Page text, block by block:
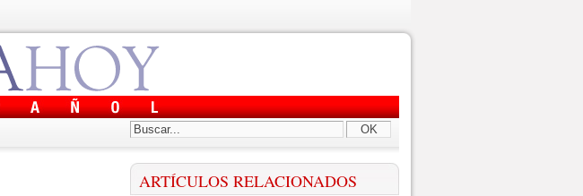
OK
ARTÍCULOS RELACIONADOS